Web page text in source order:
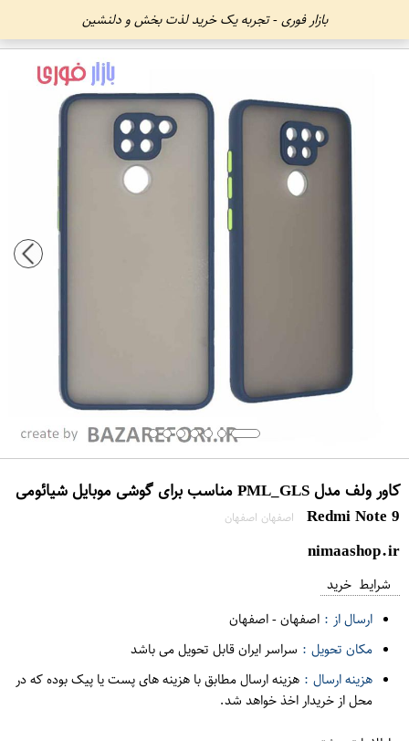
بازار فوری - تجربه یک خرید لذت بخش و دلنشین
کاور ولف مدل PML_GLS مناسب برای گوشی موبایل شیائومی
Redmi Note 9
اصفهان اصفهان
nimaashop.ir
شرایط خرید
ارسال از : اصفهان-اصفهان
مکان تحویل : سراسر ایران قابل تحویل می باشد
هزینه ارسال : هزینه ارسال مطابق با هزینه های پست یا پیک بوده که در
محل از خریدار اخذ خواهد شد.